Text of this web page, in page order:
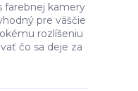
farebnej kamery
pre väščie
rozlíšeniu
čo sa deje za